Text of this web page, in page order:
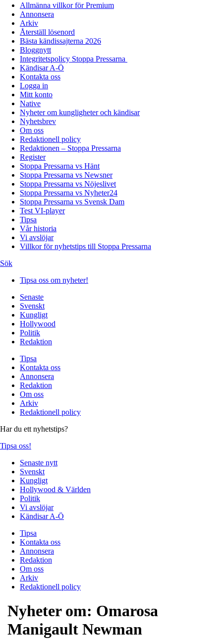
Allmänna villkor för Premium
Annonsera
Arkiv
Återställ lösenord
Bästa kändissajterna 2026
Bloggnytt
Integritetspolicy Stoppa Pressarna
Kändisar A-Ö
Kontakta oss
Logga in
Mitt konto
Native
Nyheter om kungligheter och kändisar
Nyhetsbrev
Om oss
Redaktionell policy
Redaktionen – Stoppa Pressarna
Register
Stoppa Pressarna vs Hänt
Stoppa Pressarna vs Newsner
Stoppa Pressarna vs Nöjeslivet
Stoppa Pressarna vs Nyheter24
Stoppa Pressarna vs Svensk Dam
Test VI-player
Tipsa
Vår historia
Vi avslöjar
Villkor för nyhetstips till Stoppa Pressarna
Sök
Tipsa oss om nyheter!
Senaste
Svenskt
Kungligt
Hollywood
Politik
Redaktion
Tipsa
Kontakta oss
Annonsera
Redaktion
Om oss
Arkiv
Redaktionell policy
Har du ett nyhetstips?
Tipsa oss!
Senaste nytt
Svenskt
Kungligt
Hollywood & Världen
Politik
Vi avslöjar
Kändisar A-Ö
Tipsa
Kontakta oss
Annonsera
Redaktion
Om oss
Arkiv
Redaktionell policy
Nyheter om: Omarosa
Manigault Newman